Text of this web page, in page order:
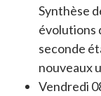
Synthèse
évolutions
seconde
nouveaux
Vendredi